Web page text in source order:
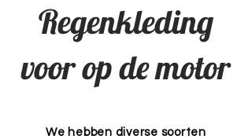
Regenkleding
voor op de motor
We hebben diverse soorten